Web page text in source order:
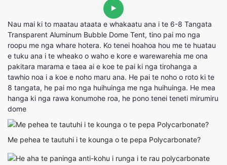
Nau mai ki to maatau ataata e whakaatu ana i te 6-8 Tangata
Transparent Aluminum Bubble Dome Tent, tino pai mo nga
roopu me nga whare hotera. Ko tenei hoahoa hou me te huatau
e tuku ana i te wheako o waho e kore e warewarehia me ona
pakitara marama e taea ai e koe te pai ki nga tirohanga a
tawhio noa i a koe e noho maru ana. He pai te noho o roto ki te
8 tangata, he pai mo nga huihuinga me nga huihuinga. He mea
hanga ki nga rawa konumohe roa, he pono tenei teneti mirumiru
dome
Me pehea te tautuhi i te kounga o te pepa Polycarbonate?